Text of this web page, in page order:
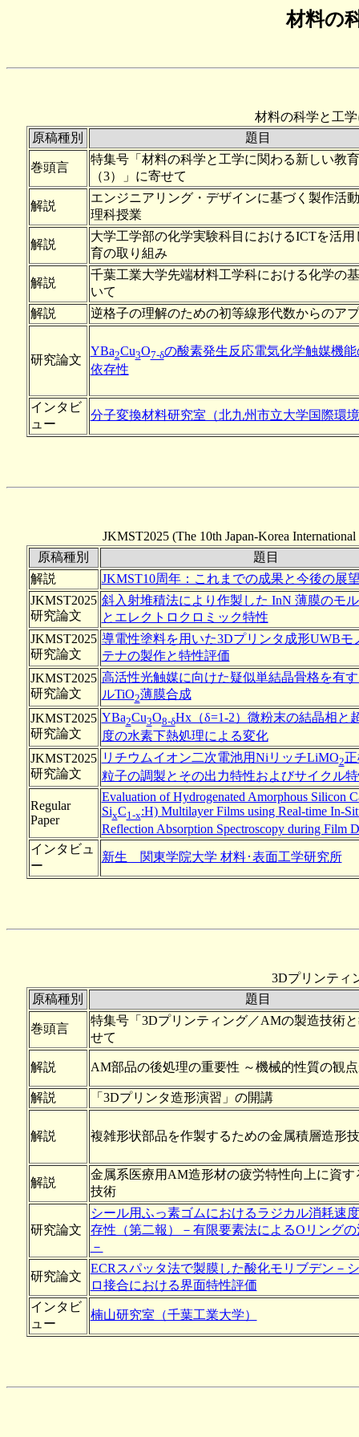
材料の
材料の科学と工
原稿種別
題目
巻頭言
特集号「材料の科学と工学に関わる新しい教
（3）」に寄せて
解説
エンジニアリング・デザインに基づく製作活
理科授業
解説
大学工学部の化学実験科目におけるICTを活用
育の取り組み
解説
千葉工業大学先端材料工学科における化学の
いて
解説
逆格子の理解のための初等線形代数からのア
研究論文
YBa2Cu3O7-δの酸素発生反応電気化学触媒機
依存性
インタビ
ュー
分子変換材料研究室（北九州市立大学国際環
JKMST2025 (The 10th Japan-Korea
原稿種別
題目
解説
JKMST10周年：これまでの成果と今後の展
JKMST2025
研究論文
斜入射堆積法により作製した InN 薄膜のモ
とエレクトロクロミック特性
JKMST2025
研究論文
導電性塗料を用いた3Dプリンタ成形UWBモ
テナの製作と特性評価
JKMST2025
研究論文
高活性光触媒に向けた疑似単結晶骨格を有
ルTiO2薄膜合成
JKMST2025
研究論文
YBa2Cu3O8-δHx（δ=1-2）微粉末の結晶相と
度の水素下熱処理による変化
JKMST2025
研究論文
リチウムイオン二次電池用NiリッチLiMO2
粒子の調製とその出力特性およびサイクル
Regular
Paper
Evaluation of Hydrogenated Amorphous Silicon
SixC1-x:H) Multilayer Films using Real-time In-
Reflection Absorption Spectroscopy during Film
インタビュ
ー
新生 関東学院大学 材料･表面工学研究所
3Dプリンティ
原稿種別
題目
巻頭言
特集号「3Dプリンティング／AMの製造技術
せて
解説 AM部品の後処理の重要性 ～機械的性質の観
解説 「3Dプリンタ造形演習」の開講
解説 複雑形状部品を作製するための金属積層造形
解説
金属系医療用AM造形材の疲労特性向上に資す
技術
研究論文
シール用ふっ素ゴムにおけるラジカル消耗速
存性（第二報）－有限要素法によるOリング
－
研究論文
ECRスパッタ法で製膜した酸化モリブデン－
ロ接合における界面特性評価
インタビ
ュー
楠山研究室（千葉工業大学）